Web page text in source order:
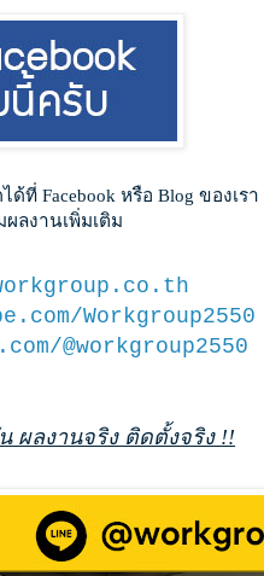
ที่ Facebook หรือ Blog ของเรา
ลงานเพิ่มเติม
Workgroup2550
@workgroup2550
ผลงานจริง ติดตั้งจริง !!